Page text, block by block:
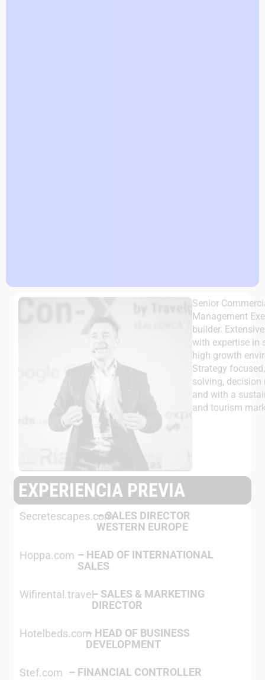
Senior
Management
builder.
with expertise in
high growth
Strategy
solving,
and with a
and tourism
EXPERIENCIA PREVIA
Secretescapes.com
–SALES DIRECTOR
WESTERN EUROPE
Hoppa.com – HEAD OF INTERNATIONAL
SALES
Wifirental.travel– SALES & MARKETING
DIRECTOR
Hotelbeds.com
– HEAD OF BUSINESS
DEVELOPMENT
Stef.com – FINANCIAL CONTROLLER